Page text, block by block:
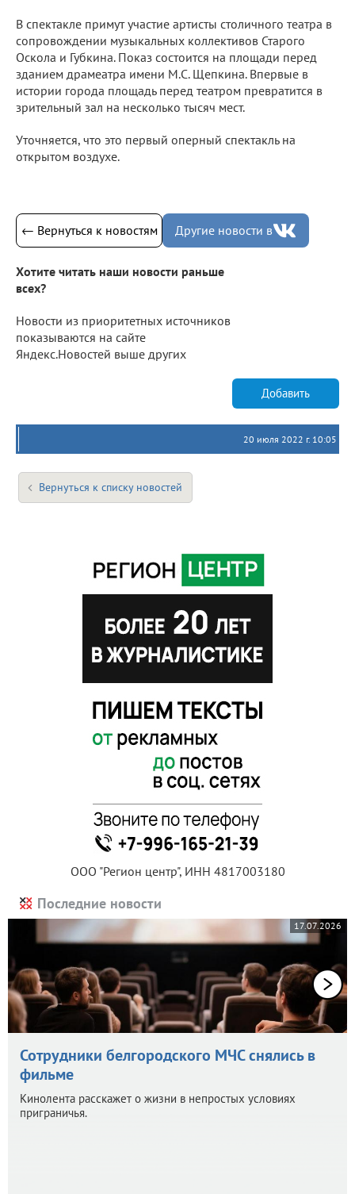
В спектакле примут участие артисты столичного театра в
сопровождении музыкальных коллективов Старого
Оскола и Губкина. Показ состоится на площади перед
зданием драмеатра имени М.С. Щепкина. Впервые в
истории города площадь перед театром превратится в
зрительный зал на несколько тысяч мест.
Уточняется, что это первый оперный спектакль на
открытом воздухе.
← Вернуться к новостям Другие новости в
Хотите читать наши новости раньше
всех?
Новости из приоритетных источников
показываются на сайте
Яндекс.Новостей выше других
Добавить
20 июля 2022 г. 10:05
Вернуться к списку новостей
ООО "Регион центр", ИНН 4817003180
Последние новости
17.07.2026
Сотрудники белгородского МЧС снялись в
фильме
Кинолента расскажет о жизни в непростых условиях
приграничья.